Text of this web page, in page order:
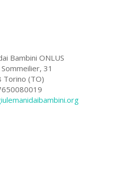
Bambini ONLUS
31
Torino (TO)